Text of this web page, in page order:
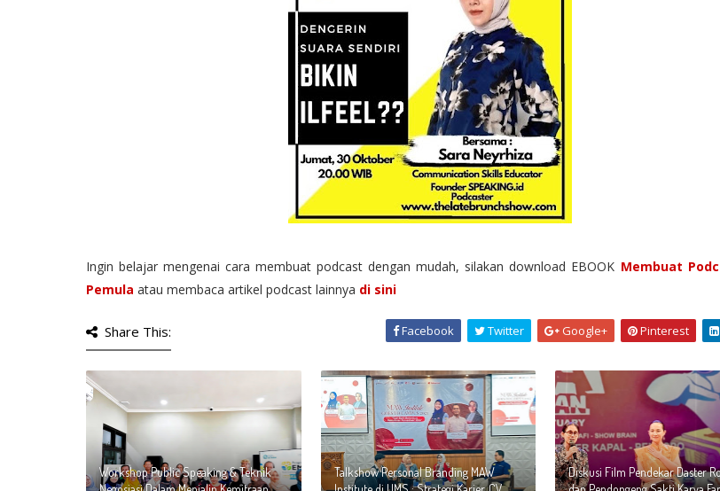
Ingin belajar mengenai cara membuat podcast dengan mudah, silakan download EBOOK Membuat
Pemula atau membaca artikel podcast lainnya di sini
Share This: Facebook Twitter Google+ Pinterest
Workshop Public Speaking & Teknik
Talkshow Personal Branding MAW
Diskusi Film Pendekar Daster